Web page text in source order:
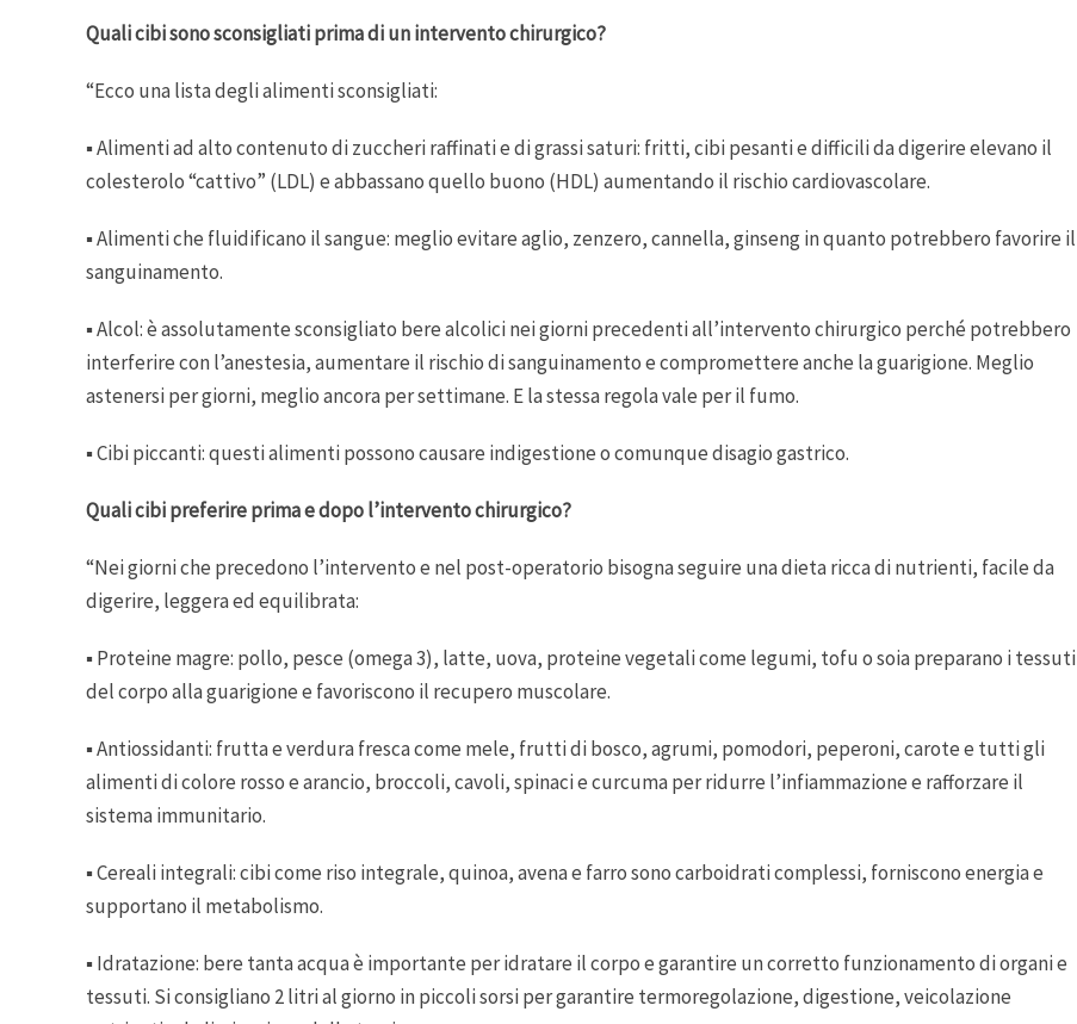
Quali cibi sono sconsigliati prima di un intervento chirurgico?
“Ecco una lista degli alimenti sconsigliati:
▪️ Alimenti ad alto contenuto di zuccheri raffinati e di grassi saturi: fritti, cibi pesanti e difficili da digerire elevano il
colesterolo “cattivo” (LDL) e abbassano quello buono (HDL) aumentando il rischio cardiovascolare.
▪️ Alimenti che fluidificano il sangue: meglio evitare aglio, zenzero, cannella, ginseng in quanto potrebbero favorire il
sanguinamento.
▪️ Alcol: è assolutamente sconsigliato bere alcolici nei giorni precedenti all’intervento chirurgico perché potrebbero
interferire con l’anestesia, aumentare il rischio di sanguinamento e compromettere anche la guarigione. Meglio
astenersi per giorni, meglio ancora per settimane. E la stessa regola vale per il fumo.
▪️ Cibi piccanti: questi alimenti possono causare indigestione o comunque disagio gastrico.
Quali cibi preferire prima e dopo l’intervento chirurgico?
“Nei giorni che precedono l’intervento e nel post-operatorio bisogna seguire una dieta ricca di nutrienti, facile da
digerire, leggera ed equilibrata:
▪️ Proteine magre: pollo, pesce (omega 3), latte, uova, proteine vegetali come legumi, tofu o soia preparano i tessuti
del corpo alla guarigione e favoriscono il recupero muscolare.
▪️ Antiossidanti: frutta e verdura fresca come mele, frutti di bosco, agrumi, pomodori, peperoni, carote e tutti gli
alimenti di colore rosso e arancio, broccoli, cavoli, spinaci e curcuma per ridurre l’infiammazione e rafforzare il
sistema immunitario.
▪️ Cereali integrali: cibi come riso integrale, quinoa, avena e farro sono carboidrati complessi, forniscono energia e
supportano il metabolismo.
▪️ Idratazione: bere tanta acqua è importante per idratare il corpo e garantire un corretto funzionamento di organi e
tessuti. Si consigliano 2 litri al giorno in piccoli sorsi per garantire termoregolazione, digestione, veicolazione